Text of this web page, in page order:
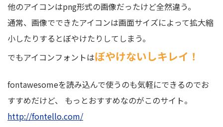
他のアイコンはpng形式の画像だったけど全然違う。
通常、画像でできたアイコンは画面サイズによって拡大縮
小したりするとぼやけたりしてしまう。
でもアイコンフォントはぼやけないしキレイ！
fontawesomeを読み込んで使うのも気軽にできるのでお
すすめだけど、 もっとおすすめなのがこのサイト。
http://fontello.com/